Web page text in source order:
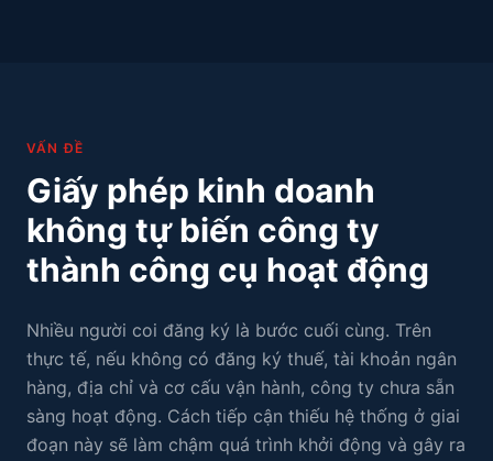
VẤN ĐỀ
Giấy phép kinh doanh
không tự biến công ty
thành công cụ hoạt động
Nhiều người coi đăng ký là bước cuối cùng. Trên
thực tế, nếu không có đăng ký thuế, tài khoản ngân
hàng, địa chỉ và cơ cấu vận hành, công ty chưa sẵn
sàng hoạt động. Cách tiếp cận thiếu hệ thống ở giai
đoạn này sẽ làm chậm quá trình khởi động và gây ra